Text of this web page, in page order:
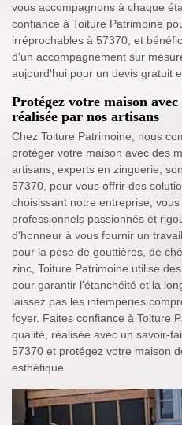
vous accompagnons à chaque
confiance à Toiture Patrimoine
irréprochables à 57370, et
d'un accompagnement sur
aujourd'hui pour un devis gratuit
Protégez votre maison
réalisée par nos artisans
Chez Toiture Patrimoine, nous
protéger votre maison avec des
artisans, experts en zinguerie,
57370, pour vous offrir des
choisissant notre entreprise,
professionnels passionnés et
d'honneur à vous fournir un
pour la pose de gouttières, de
zinc, Toiture Patrimoine utilise
pour garantir l'étanchéité et la
laissez pas les intempéries
foyer. Faites confiance à Toiture
qualité, réalisée avec un savoir-
57370 et protégez votre maison
esthétique.